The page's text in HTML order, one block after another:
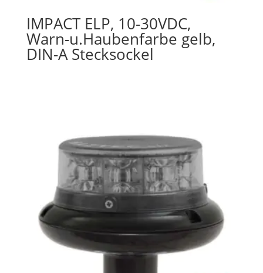
IMPACT ELP, 10-30VDC,
Warn-u.Haubenfarbe gelb,
DIN-A Stecksockel